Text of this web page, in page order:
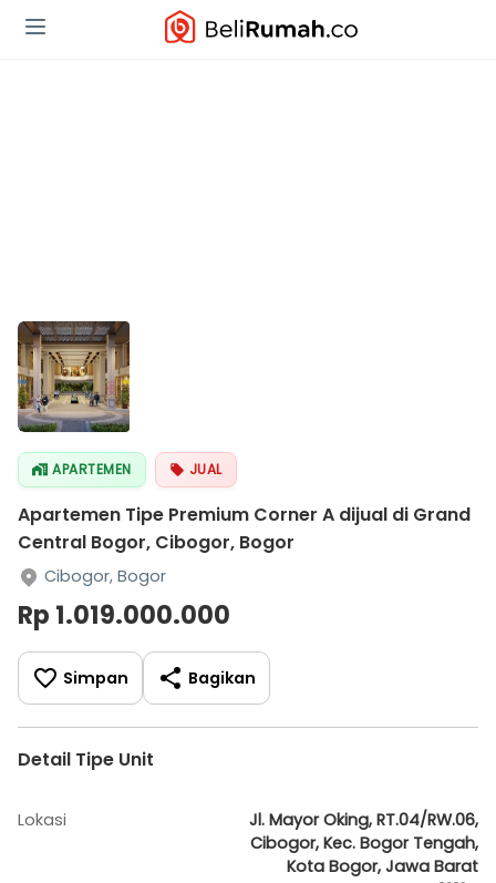
APARTEMEN JUAL
Apartemen Tipe Premium Corner A dijual di Grand
Central Bogor, Cibogor, Bogor
Cibogor, Bogor
Rp 1.019.000.000
Simpan Bagikan
Detail Tipe Unit
Lokasi
Jl. Mayor Oking, RT.04/RW.06,
Cibogor, Kec. Bogor Tengah,
Kota Bogor, Jawa Barat